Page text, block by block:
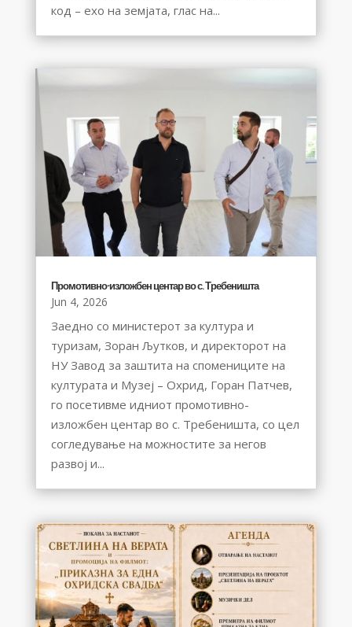
код – ехо на земјата, глас на...
Промотивно-изложбен центар во с. Требеништа
Jun 4, 2026
Заедно со министерот за култура и
туризам, Зоран Љутков, и директорот на
НУ Завод за заштита на спомениците на
културата и Музеј – Охрид, Горан Патчев,
го посетивме идниот промотивно-
изложбен центар во с. Требеништа, со цел
согледување на можностите за негов
развој и...